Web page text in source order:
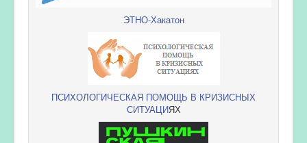
ЭТНО-Хакатон
ПСИХОЛОГИЧЕСКАЯ ПОМОЩЬ В КРИЗИСНЫХ
СИТУАЦИЯХ